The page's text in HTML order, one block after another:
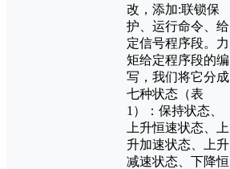
改，添加:联锁保
护、运行命令、给
定信号程序段。力
矩给定程序段的编
写，我们将它分成
七种状态（表
1）：保持状态、
上升恒速状态、上
升加速状态、上升
减速状态、下降恒